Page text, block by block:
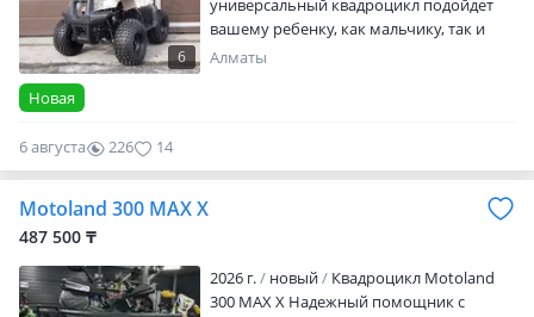
6
универсальный квадроцикл подойдет
вашему ребенку, как мальчику, так и
девочке. Его утилитарный дизайн
резине с легкостью преодолеют все
Алматы
Новая
6 августа 226 14
Motoland 300 MAX X
487 500 ₸
2026 г. новый
Квадроцикл Motoland
300 MAX X Надежный помощник с